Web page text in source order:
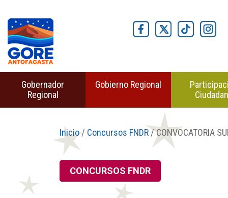
Gobernador
Regional
Gobierno Regional
Inicio/ Concursos FNDR / CONVOCATORIA
CONCURSOS FNDR